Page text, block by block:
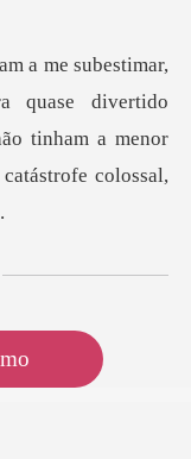
quase divertido
tinham a menor